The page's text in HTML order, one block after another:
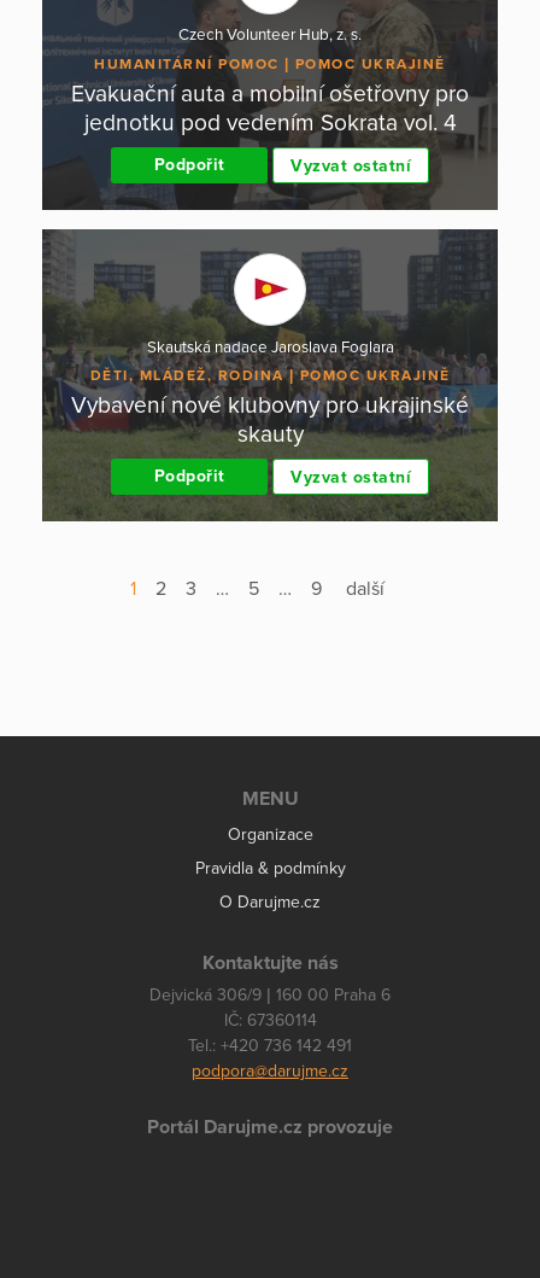
Czech Volunteer Hub, z. s.
HUMANITÁRNÍ POMOC POMOC UKRAJINĚ
Evakuační auta a mobilní ošetřovny pro
jednotku pod vedením Sokrata vol. 4
Podpořit Vyzvat ostatní
Skautská nadace Jaroslava Foglara
DĚTI, MLÁDEŽ, RODINA POMOC UKRAJINĚ
Vybavení nové klubovny pro ukrajinské
skauty
Podpořit Vyzvat ostatní
1 2 3 … 5 … 9 další
MENU
Organizace
Pravidla & podmínky
O Darujme.cz
Kontaktujte nás
Dejvická 306/9 | 160 00 Praha 6
IČ: 67360114
Tel.: +420 736 142 491
podpora@darujme.cz
Portál Darujme.cz provozuje